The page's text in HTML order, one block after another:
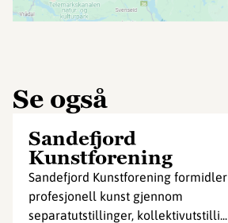
Se også
Sandefjord
Kunstforening
Sandefjord Kunstforening formidler
profesjonell kunst gjennom
separatutstillinger, kollektivutstilli...